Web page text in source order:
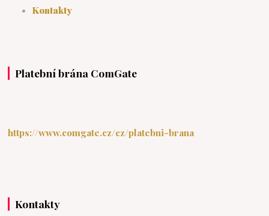
Kontakty
Platební brána ComGate
https://www.comgate.cz/cz/platebni-brana
Kontakty